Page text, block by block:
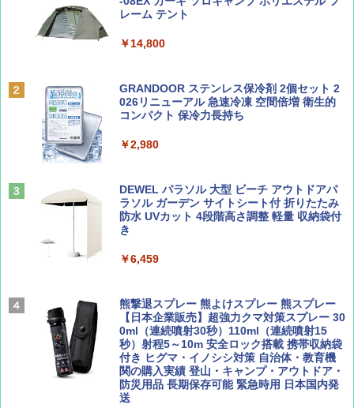
BE-PAL(ビ-パル) 2026年 9 月号【特別付録:
SOTO ミニマル"旅"財布 ランダム2種】
山と溪谷 2026年8月号「南アルプス大全」
￥1,540
￥1,540
AIRLINE（エアライン）2026年9月号【特
集】ボーイング110周年を祝して！
A09 地球の歩き方 イタリア 2026～2027 地
球の歩き方A ヨーロッパ
地球の歩き方 スター・ウォーズ
￥2,695
ァキア 2026～2027 地球の歩き方A ヨーロッ
パ
￥2,277
新しい日本地理 地図・統計・移動から読み
解く (講談社現代新書)
ッとサンシェード キューブ フルクローズ メ
&ハイキング カーキ PATC-150(KH)
PYKES PEAK (パイクスピーク) 着替えテン
人用 折りたたみ 防災グッズ 災害用トイレ ビ
￥4,980
テント ワンタッチ RENEW 幅200 2-3人用 43
￥5,999
[キャンパーズコレクション 山善] 傘みたいに
広げるだけ パッとサッとテント ブラックコ
ーティング フルクローズ メッシュ 3-4人用
簡単設置 ポップアップテント エクルベージ
ュ(BC仕様) PATC-150B(EB)
レーム テント
￥14,800
GRANDOOR ステンレス保冷剤 2個セット 2
026リニューアル 急速冷凍 空間倍増 衛生的
コンパクト 保冷力長持ち
￥2,980
DEWEL パラソル 大型 ビーチ アウトドアパ
ラソル ガーデン サイトシート付 折りたたみ
防水 UVカット 4段階高さ調整 軽量 収納袋付
き
￥6,459
熊撃退スプレー 熊よけスプレー 熊スプレー
【日本企業販売】超強力クマ対策スプレー 30
0ml（連続噴射30秒）110ml（連続噴射15
秒）射程5～10m 安全ロック搭載 携帯収納袋
付き ヒグマ・イノシシ対策 自治体・教育機
関の購入実績 登山・キャンプ・アウトドア・
防災用品 長期保存可能 緊急時用 日本国内発
送